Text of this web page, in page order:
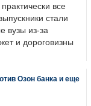
все
стали
вузы из-за
и дороговизны
Озон банка и еще